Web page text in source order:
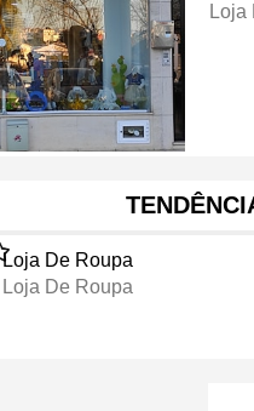
Loja
Loja De Roupa
Loja De Roupa